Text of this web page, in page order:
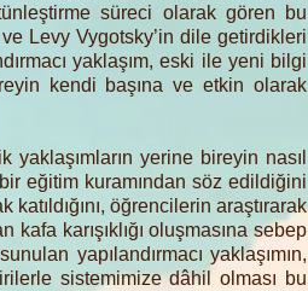
süreci olarak gören bu
Levy Vygotsky’in dile getirdikleri
yaklaşım, eski ile yeni bilgi
kendi başına ve etkin olarak
yaklaşımların yerine bireyin nasıl
eğitim kuramından söz edildiğini
öğrencilerin araştırarak
karışıklığı oluşmasına sebep
yapılandırmacı yaklaşımın,
sistemimize dâhil olması bu